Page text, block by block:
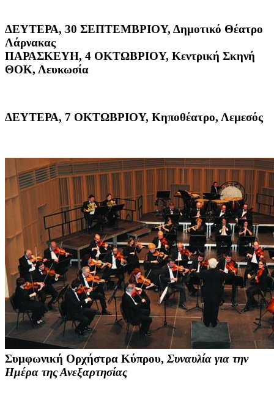
ΔΕΥΤΕΡΑ, 30 ΣΕΠΤΕΜΒΡΙΟΥ, Δημοτικό Θέατρο
Λάρνακας
ΠΑΡΑΣΚΕΥΗ, 4 ΟΚΤΩΒΡΙΟΥ, Κεντρική Σκηνή
ΘΟΚ, Λευκωσία
ΔΕΥΤΕΡΑ, 7 ΟΚΤΩΒΡΙΟΥ, Κηποθέατρο, Λεμεσός
Συμφωνική Ορχήστρα Κύπρου, Συναυλία για την
Ημέρα της Ανεξαρτησίας